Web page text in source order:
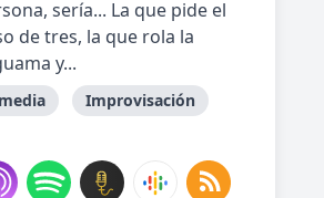
sería... La que pide el
de tres, la que rola la
y...
Improvisación